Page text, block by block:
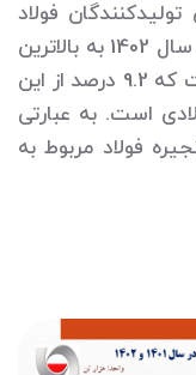
فولاد
ایران منتشر کرده است تولید فولاد در سال 1402 به بالاترین
حد خود در تاریخ این صنف رسیده است که 9.2 درصد از این
است. به عبارتی
فولاد مربوط به